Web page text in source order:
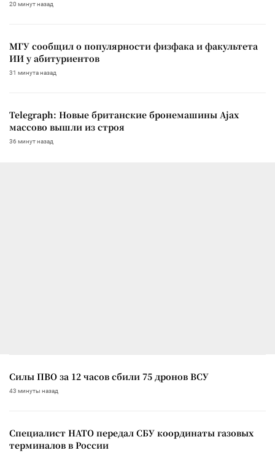
20 минут назад
МГУ сообщил о популярности физфака и факультета
ИИ у абитуриентов
31 минута назад
Telegraph: Новые британские бронемашины Ajax
массово вышли из строя
36 минут назад
Силы ПВО за 12 часов сбили 75 дронов ВСУ
43 минуты назад
Специалист НАТО передал СБУ координаты газовых
терминалов в России